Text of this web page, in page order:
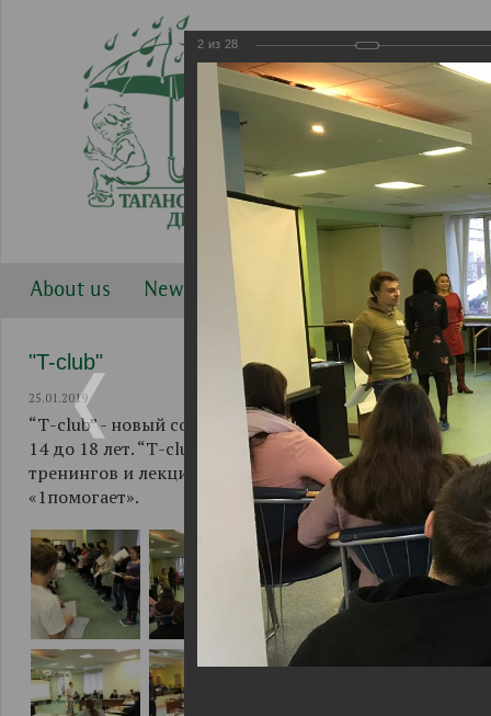
About us News Work directions Gallery
"T-club"
25.01.2019
“Т-club” - новый совместный проект Таганского
14 до 18 лет. “Т-club” начал свою работу 1 декабря
тренингов и лекций, при активном участии ФГБОУ
«1помогает».
2 из 28